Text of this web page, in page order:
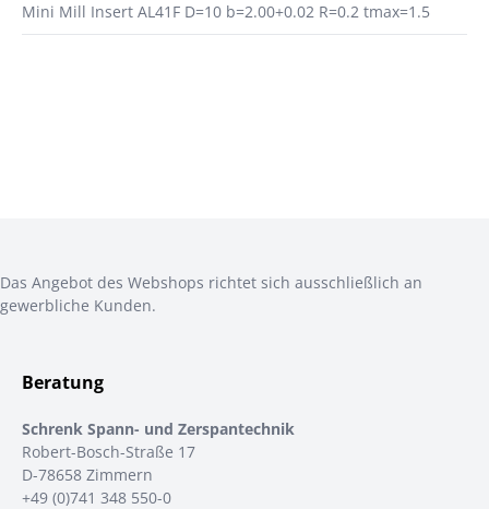
Mini Mill Insert AL41F D=10 b=2.00+0.02 R=0.2 tmax=1.5
Das Angebot des Webshops richtet sich ausschließlich an
gewerbliche Kunden.
Beratung
Schrenk Spann- und Zerspantechnik
Robert-Bosch-Straße 17
D-78658 Zimmern
+49 (0)741 348 550-0